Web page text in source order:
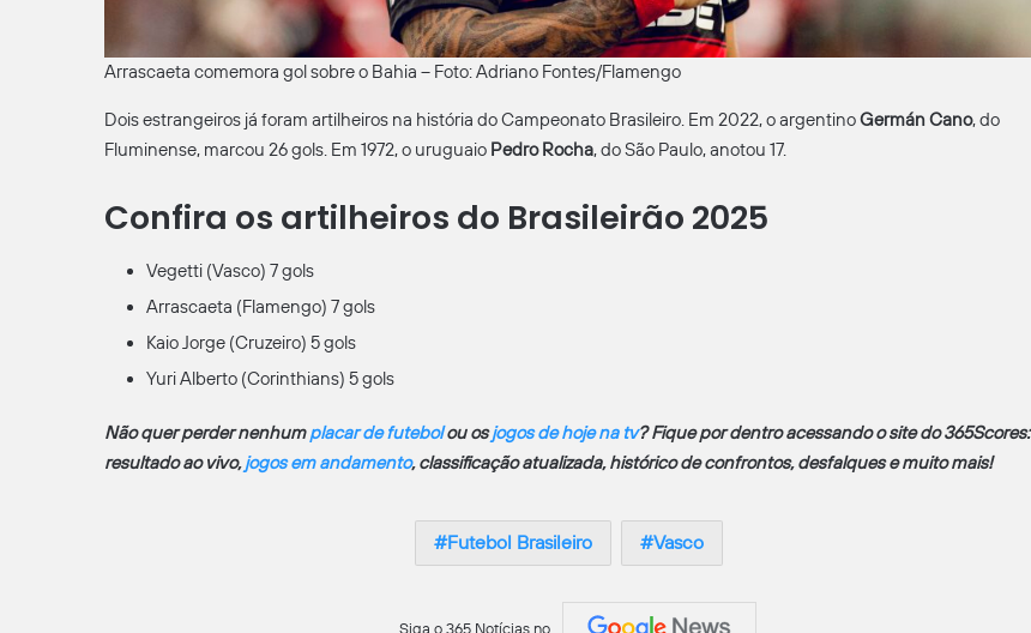
Arrascaeta comemora gol sobre o Bahia – Foto: Adriano Fontes/Flamengo
Dois estrangeiros já foram artilheiros na história do Campeonato Brasileiro. Em 2022, o argentinoGermán Cano, do
Fluminense, marcou 26 gols. Em 1972, o uruguaio Pedro Rocha, do São Paulo, anotou 17.
Confira os artilheiros do Brasileirão 2025
Vegetti (Vasco) 7 gols
Arrascaeta (Flamengo) 7 gols
Kaio Jorge (Cruzeiro) 5 gols
Yuri Alberto (Corinthians) 5 gols
Não quer perder nenhumplacar de futebolou osjogos de hoje na tv? Fique por dentro acessando o site do 365Scores:
resultado ao vivo,jogos em andamento, classificação atualizada, histórico de confrontos, desfalques e muito mais!
Futebol Brasileiro Vasco
Siga o 365 Notícias no